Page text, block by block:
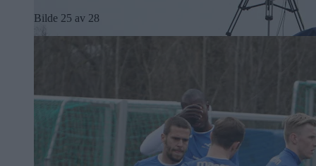
Bilde 25 av 28